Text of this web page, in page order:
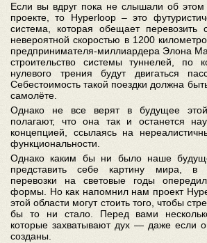
Если вы вдруг пока не слышали об этом
проекте, то Hyperloop – это
система, которая обещает перевозить
невероятной скоростью в 1200
предпринимателя-миллиардера Элона
строительство системы туннелей, по
нулевого трения будут двигаться
Себестоимость такой поездки должна
самолёте.
Однако не все верят в будущее
полагают, что она так и останется
концепцией, ссылаясь на
функциональности.
Однако каким бы ни было наше
представить себе картину мира, в
перевозки на световые годы
формы. Но как напомнил нам проект
этой области могут стоить того, чтобы
бы то ни стало. Перед вами
которые захватывают дух — даже если
созданы.